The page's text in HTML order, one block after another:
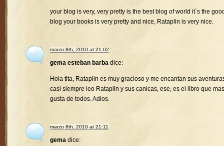
your blog is very, very pretty is the best blog of world it`s the
blog your books is very pretty and nice, Rataplin is very nice.
marzo 8th, 2010 at 21:02
gema esteban barba dice:
Hola tita, Rataplin es muy gracioso y me encantan sus
casi siempre leo Rataplin y sus canicas, ese, es el libro que
gusta de todos. Adios.
marzo 8th, 2010 at 21:11
gema dice: